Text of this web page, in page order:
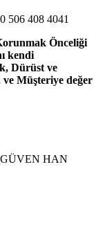
506 408 4041
Önceliği
kendi
Dürüst ve
Müşteriye değer
HAN